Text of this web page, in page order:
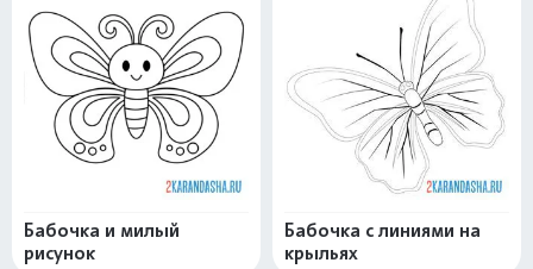
Бабочка и милый
рисунок
Бабочка с линиями на
крыльях